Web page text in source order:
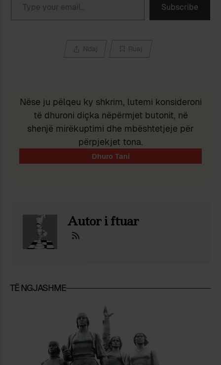
Subscribe
Ndaj Ruaj
Nëse ju pëlqeu ky shkrim, lutemi konsideroni
të dhuroni diçka nëpërmjet butonit, në
shenjë mirëkuptimi dhe mbështetjeje për
përpjekjet tona.
Autor i ftuar
TË NGJASHME